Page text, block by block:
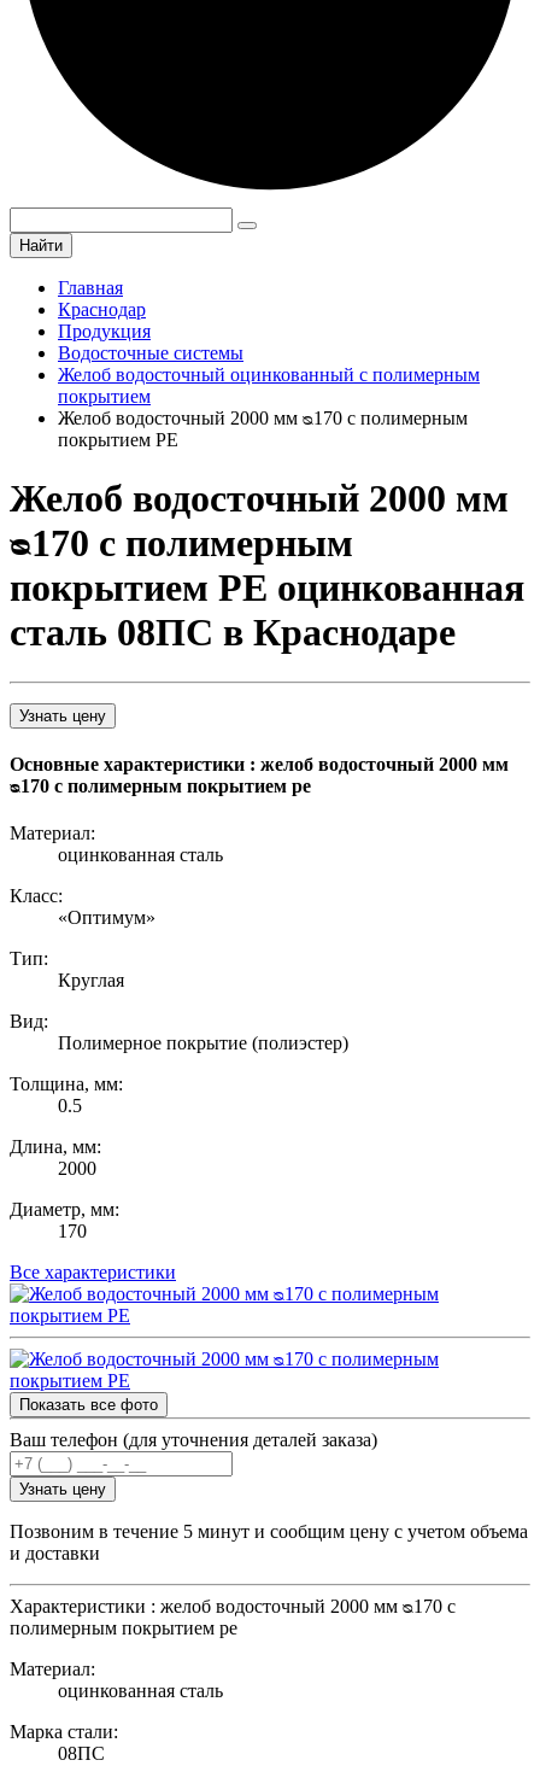
Найти
Главная
Краснодар
Продукция
Водосточные системы
Желоб водосточный оцинкованный с полимерным
покрытием
Желоб водосточный 2000 мм ᴓ170 с полимерным
покрытием PE
Желоб водосточный 2000 мм
ᴓ170 с полимерным
покрытием PE оцинкованная
сталь 08ПС в Краснодаре
Узнать цену
Основные характеристики : желоб водосточный 2000 мм
ᴓ170 с полимерным покрытием pe
Материал:
оцинкованная сталь
Класс:
«Оптимум»
Тип:
Круглая
Вид:
Полимерное покрытие (полиэстер)
Толщина, мм:
0.5
Длина, мм:
2000
Диаметр, мм:
170
Все характеристики
Показать все фото
Ваш телефон (для уточнения деталей заказа)
Узнать цену
Позвоним в течение 5 минут и сообщим цену с учетом объема
и доставки
Характеристики : желоб водосточный 2000 мм ᴓ170 с
полимерным покрытием pe
Материал:
оцинкованная сталь
Марка стали:
08ПС